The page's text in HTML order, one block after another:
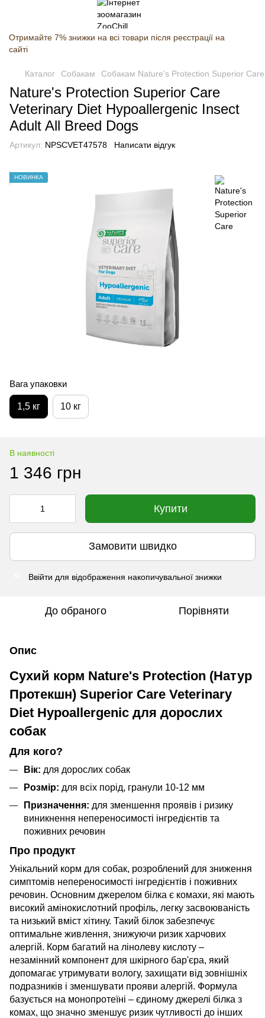
Отримайте 7% знижки на всі товари після реєстрації на
сайті
Каталог Собакам Собакам Nature's Protection Superior Care
Nature's Protection Superior Care
Veterinary Diet Hypoallergenic Insect
Adult All Breed Dogs
Артикул: NPSCVET47578 Написати відгук
НОВИНКА
Вага упаковки
1,5 кг 10 кг
В наявності
1 346 грн
Купити
Замовити швидко
Ввійти для відображення накопичувальної знижки
До обраного Порівняти
Опис
Сухий корм Nature's Protection (Натур
Протекшн) Superior Care Veterinary
Diet Hypoallergenic для дорослих
собак
Для кого?
Вік: для дорослих собак
Розмір: для всіх порід, гранули 10-12 мм
Призначення: для зменшення проявів і ризику
виникнення непереносимості інгредієнтів та
поживних речовин
Про продукт
Унікальний корм для собак, розроблений для зниження
симптомів непереносимості інгредієнтів і поживних
речовин. Основним джерелом білка є комахи, які мають
високий амінокислотний профіль, легку засвоюваність
та низький вміст хітину. Такий білок забезпечує
оптимальне живлення, знижуючи ризик харчових
алергій. Корм багатий на лінолеву кислоту –
незамінний компонент для шкірного бар'єра, який
допомагає утримувати вологу, захищати від зовнішніх
подразників і зменшувати прояви алергій. Формула
базується на монопротеїні – єдиному джерелі білка з
комах, що значно зменшує ризик чутливості до інших